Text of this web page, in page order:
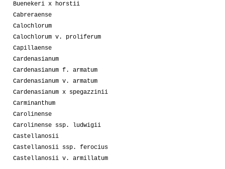
Buenekeri x horstii
Cabreraense
Calochlorum
Calochlorum v. proliferum
Capillaense
Cardenasianum
Cardenasianum f. armatum
Cardenasianum v. armatum
Cardenasianum x spegazzinii
Carminanthum
Carolinense
Carolinense ssp. ludwigii
Castellanosii
Castellanosii ssp. ferocius
Castellanosii v. armillatum